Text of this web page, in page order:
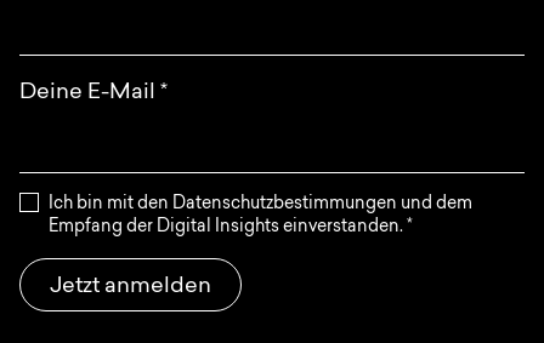
Deine E-Mail *
Ich bin mit den Datenschutzbestimmungen und dem
Empfang der Digital Insights einverstanden. *
Jetzt anmelden